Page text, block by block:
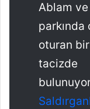
Ablam ve
parkında
oturan
tacizde